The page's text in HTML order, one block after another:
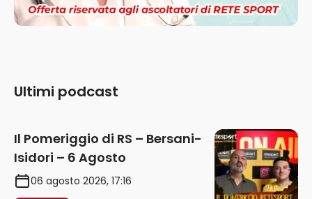
Ultimi podcast
Il Pomeriggio di RS – Bersani-
Isidori – 6 Agosto
06 agosto 2026, 17:16